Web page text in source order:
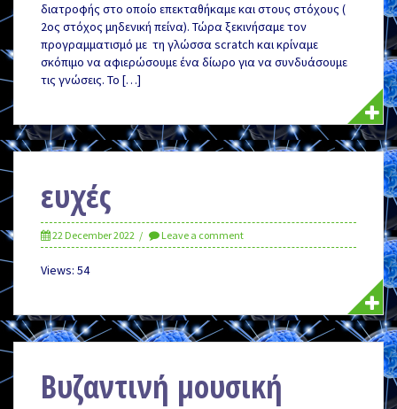
διατροφής στο οποίο επεκταθήκαμε και στους στόχους (
2ος στόχος μηδενική πείνα). Τώρα ξεκινήσαμε τον
προγραμματισμό με τη γλώσσα scratch και κρίναμε
σκόπιμο να αφιερώσουμε ένα δίωρο για να συνδυάσουμε
τις γνώσεις. Το […]
ευχές
22 December 2022 Leave a comment
Views: 54
Βυζαντινή μουσική